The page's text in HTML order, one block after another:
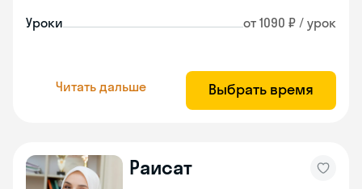
Уроки от 1090 ₽ / урок
Читать дальше Выбрать время
Раисат